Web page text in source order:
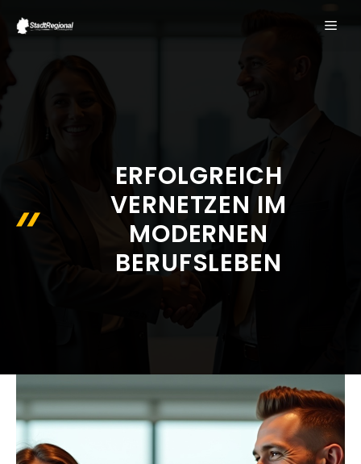
Inhalt
ERFOLGREICH
VERNETZEN IM
MODERNEN
BERUFSLEBEN